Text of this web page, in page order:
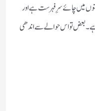
میں چائے سرِفہرست ہے اور
ہے ۔ بعض تو اس حوالے سے اندھی